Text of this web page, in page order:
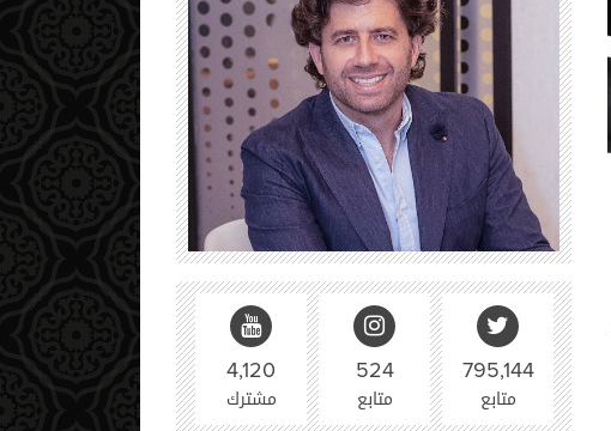
795,144
متابع
524
متابع
4,120
مشترك